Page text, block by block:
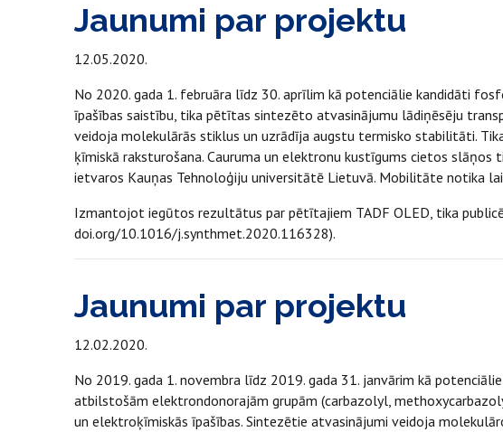
Jaunumi par projektu
12.05.2020.
No 2020. gada 1. februāra līdz 30. aprīlim kā potenciālie kandidāti
īpašības saistību, tika pētītas sintezēto atvasinājumu lādiņēsēju
veidoja molekulārās stiklus un uzrādīja augstu termisko stabilitāti.
ķīmiskā raksturošana. Cauruma un elektronu kustīgums cietos
ietvaros Kauņas Tehnoloģiju universitātē Lietuvā. Mobilitāte notika
Izmantojot iegūtos rezultātus par pētītajiem TADF OLED, tika
doi.org/10.1016/j.synthmet.2020.116328).
Jaunumi par projektu
12.02.2020.
No 2019. gada 1. novembra līdz 2019. gada 31. janvārim kā
atbilstošām elektrondonorajām grupām (carbazolyl,
un elektroķīmiskās īpašības. Sintezētie atvasinājumi veidoja